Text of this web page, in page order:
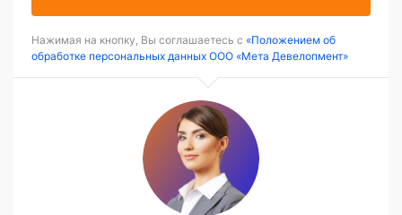
Нажимая на кнопку, Вы соглашаетесь с «Положением об
обработке персональных данных ООО «Мета Девелопмент»